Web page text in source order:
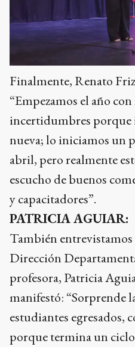
Finalmente, Renato
“Empezamos el año
incertidumbres porque
nueva; lo iniciamos un
abril, pero realmente
escucho de buenos
y capacitadores”.
PATRICIA AGUIAR:
También
Dirección
profesora, Patricia
manifestó: “Sorprende
estudiantes egresados,
porque termina un